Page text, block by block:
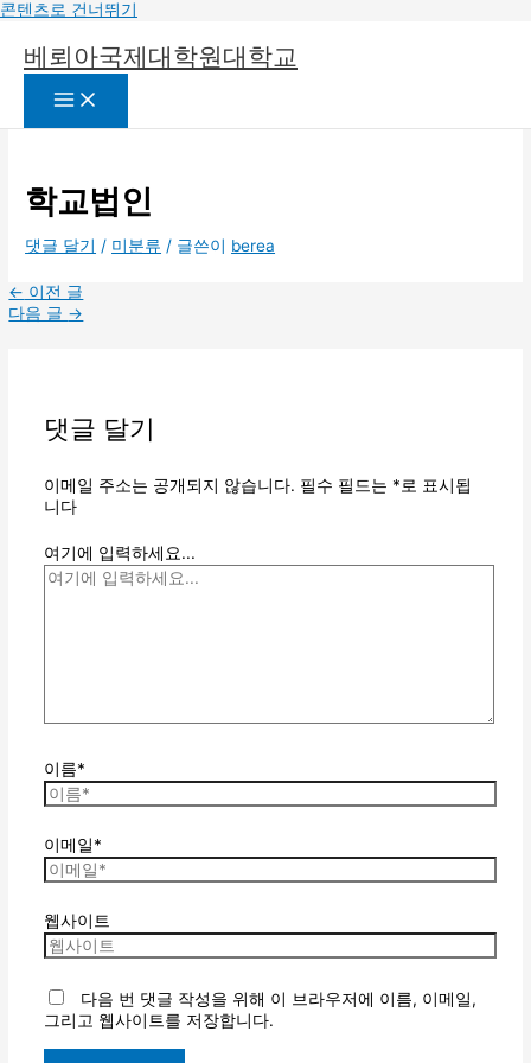
콘텐츠로 건너뛰기
베뢰아국제대학원대학교
학교법인
댓글 달기 / 미분류 / 글쓴이 berea
← 이전 글
다음 글 →
댓글 달기
이메일 주소는 공개되지 않습니다. 필수 필드는 *로 표시됩
니다
여기에 입력하세요...
이름*
이메일*
웹사이트
다음 번 댓글 작성을 위해 이 브라우저에 이름, 이메일,
그리고 웹사이트를 저장합니다.